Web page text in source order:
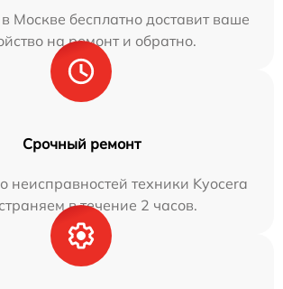
Москве бесплатно доставит ваше
на ремонт и обратно.
Срочный ремонт
неисправностей техники Kyocera
в течение 2 часов.